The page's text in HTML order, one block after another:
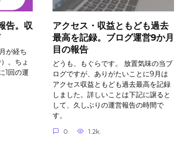
告。収
が経ち
。ちょ
1回の運
アクセス・収益ともども過去
最高を記録。ブログ運営9か月
目の報告
どうも、もぐらです。 放置気味の当ブ
ログですが、ありがたいことに9月は
アクセス収益ともども過去最高を記録
しました。詳しいことは下記に譲ると
して、久しぶりの運営報告の時間で
す。
0 1.2k.